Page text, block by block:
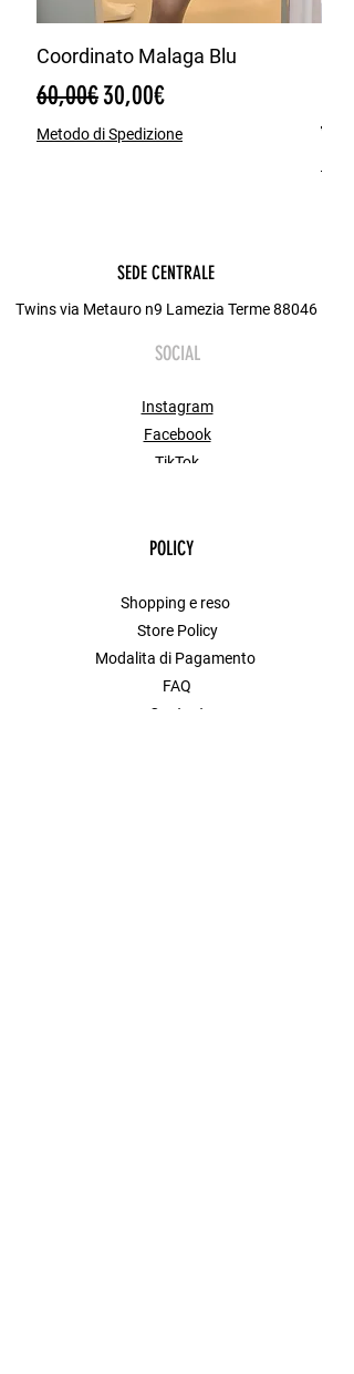
Coordinato Malaga Blu
Regular Price
60,00€Sale Price
30,00€
Metodo di Spedizione
SEDE CENTRALE
Twins via Metauro n9 Lamezia Terme 88046
SOCIAL
Instagram
Facebook
TikTok
POLICY
Shopping e reso
Store Policy
Modalita di Pagamento
FAQ
Contact